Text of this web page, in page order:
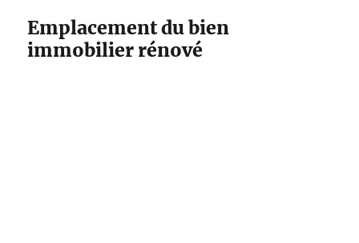
Emplacement du bien
immobilier rénové